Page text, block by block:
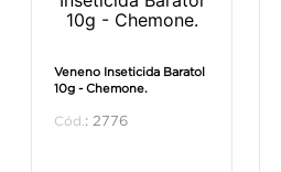
Veneno Inseticida Baratol
10g - Chemone.
: 2776
chuveiro
argamassa